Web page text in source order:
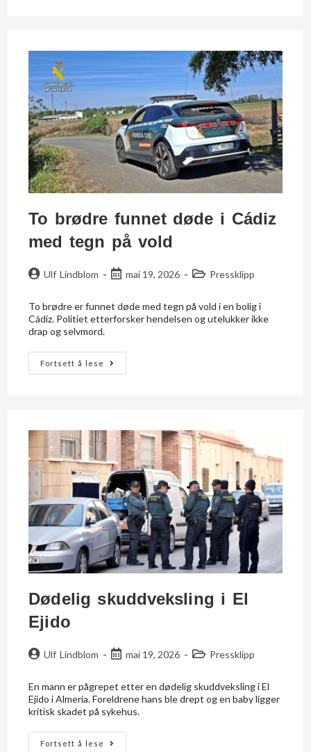
To brødre funnet døde i Cádiz
med tegn på vold
Ulf Lindblom mai 19, 2026 Pressklipp
To brødre er funnet døde med tegn på vold i en bolig i
Cádiz. Politiet etterforsker hendelsen og utelukker ikke
drap og selvmord.
Fortsett å lese
Dødelig skuddveksling i El
Ejido
Ulf Lindblom mai 19, 2026 Pressklipp
En mann er pågrepet etter en dødelig skuddveksling i El
Ejido i Almería. Foreldrene hans ble drept og en baby ligger
kritisk skadet på sykehus.
Fortsett å lese